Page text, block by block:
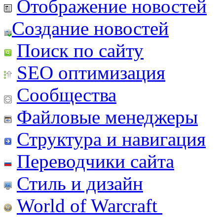
Отображение новостей
Создание новостей
Поиск по сайту
SEO оптимизация
Сообщества
Файловые менеджеры
Структура и навигация
Переводчики сайта
Стиль и дизайн
World of Warcraft